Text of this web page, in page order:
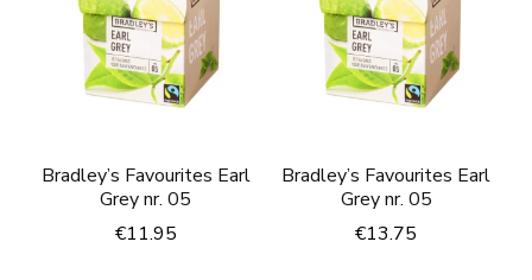
Bradley’s Favourites Earl
Grey nr. 05
€11.95
Bradley’s Favourites Earl
Grey nr. 05
€13.75